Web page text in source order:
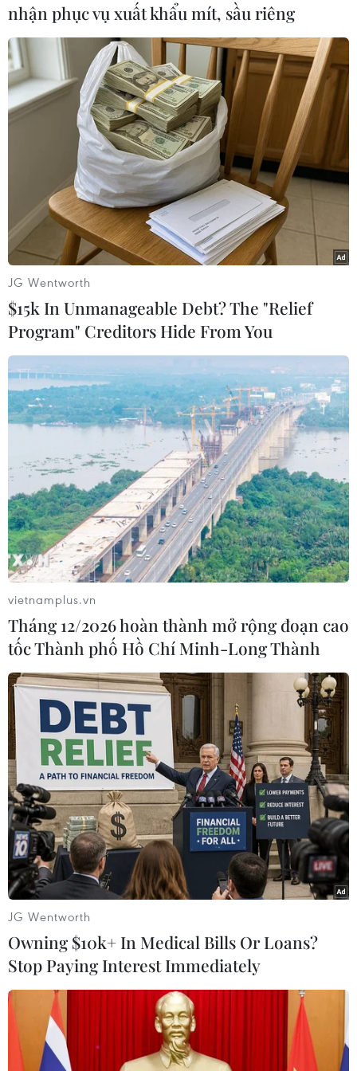
#Syria #Raqqa
#Nội chiến
#Lực lượng Dân chủ Syria
#Nhà nước Hồi giáo tự xưng IS
#Khủng bố
#Máy bay chiến đấu
Syria
Theo dõi VietnamPlus
TIN LIÊN QUAN
Lầu Năm Góc chuẩn bị khởi động chiến
dịch Raqqa tại Syria
26/10/2016 13:47
Bộ trưởng Quốc phòng Mỹ Ashton Carter thông báo
chiến dịch giành lại quyền kiểm soát thành phố Raqqa
của Syria từ nhóm IS có thể bắt đầu được triển khai
trong vòng vài tuần.
nhận phục vụ xuất khẩu mít, sầu riêng
JG Wentworth
$15k In Unmanageable Debt? The "Relief
Program" Creditors Hide From You
vietnamplus.vn
Tháng 12/2026 hoàn thành mở rộng đoạn cao
tốc Thành phố Hồ Chí Minh-Long Thành
JG Wentworth
Owning $10k+ In Medical Bills Or Loans?
Stop Paying Interest Immediately